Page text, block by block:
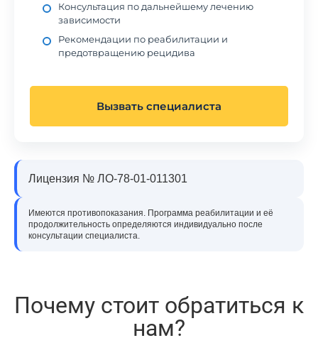
Консультация по дальнейшему лечению
зависимости
Рекомендации по реабилитации и
предотвращению рецидива
Вызвать специалиста
Лицензия № ЛО-78-01-011301
Имеются противопоказания. Программа реабилитации и её
продолжительность определяются индивидуально после
консультации специалиста.
Почему стоит обратиться к
нам?